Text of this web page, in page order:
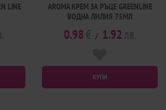
LINE
AROMA КРЕМ ЗА РЪЦЕ GREENLINE
ВОДНА ЛИЛИЯ 75МЛ
0.98 / 1.92
КУПИ